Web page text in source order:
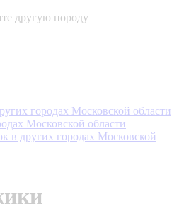
другую породу
городах Московской области
Московской области
в других городах Московской